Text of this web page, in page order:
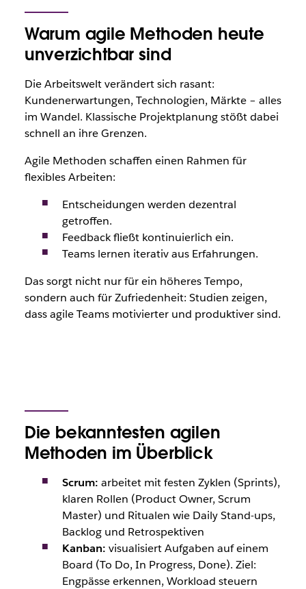
Warum agile Methoden heute
unverzichtbar sind
Die Arbeitswelt verändert sich rasant:
Kundenerwartungen, Technologien, Märkte – alles
im Wandel. Klassische Projektplanung stößt dabei
schnell an ihre Grenzen.
Agile Methoden schaffen einen Rahmen für
flexibles Arbeiten:
Entscheidungen werden dezentral
getroffen.
Feedback fließt kontinuierlich ein.
Teams lernen iterativ aus Erfahrungen.
Das sorgt nicht nur für ein höheres Tempo,
sondern auch für Zufriedenheit: Studien zeigen,
dass agile Teams motivierter und produktiver sind.
Die bekanntesten agilen
Methoden im Überblick
Scrum: arbeitet mit festen Zyklen (Sprints),
klaren Rollen (Product Owner, Scrum
Master) und Ritualen wie Daily Stand-ups,
Backlog und Retrospektiven
Kanban: visualisiert Aufgaben auf einem
Board (To Do, In Progress, Done). Ziel:
Engpässe erkennen, Workload steuern